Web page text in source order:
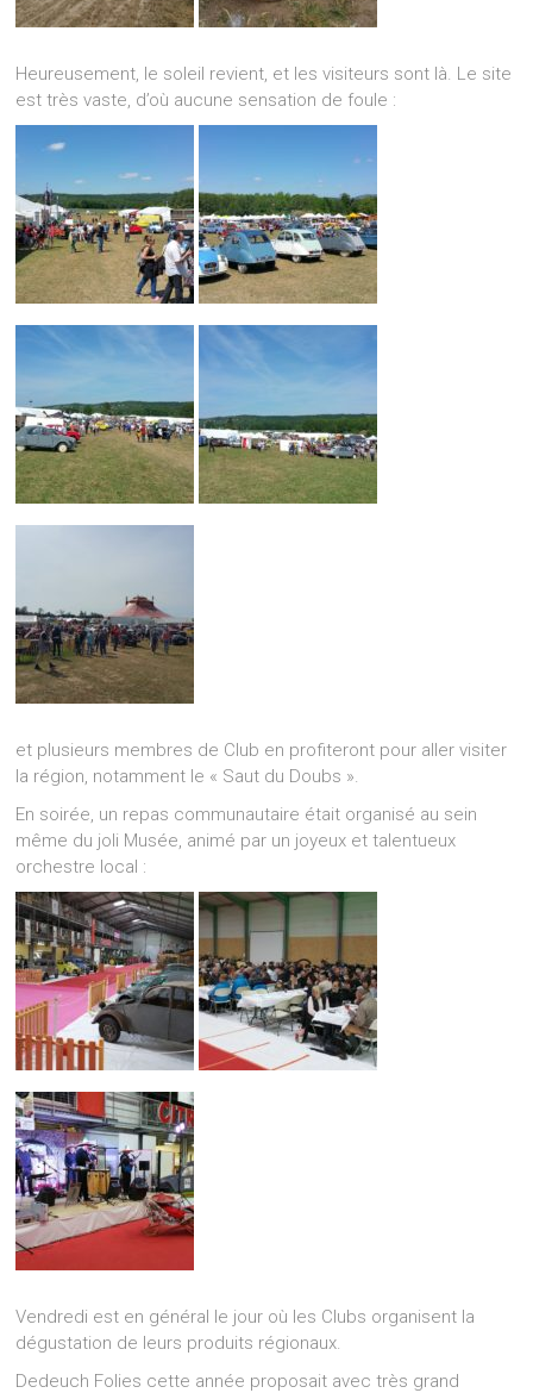
Heureusement, le soleil revient, et les visiteurs sont là. Le site
est très vaste, d’où aucune sensation de foule :
et plusieurs membres de Club en profiteront pour aller visiter
la région, notamment le « Saut du Doubs ».
En soirée, un repas communautaire était organisé au sein
même du joli Musée, animé par un joyeux et talentueux
orchestre local :
Vendredi est en général le jour où les Clubs organisent la
dégustation de leurs produits régionaux.
Dedeuch Folies cette année proposait avec très grand